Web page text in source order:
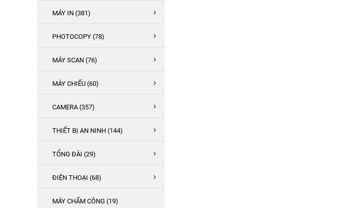
MÁY IN (381)
PHOTOCOPY (78)
MÁY SCAN (76)
MÁY CHIẾU (60)
CAMERA (357)
THIẾT BỊ AN NINH (144)
TỔNG ĐÀI (29)
ĐIỆN THOẠI (68)
MÁY CHẤM CÔNG (19)